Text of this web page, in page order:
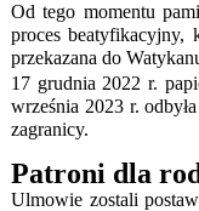
Od tego momentu
proces beatyfikacyjny,
przekazana do
17 grudnia 2022 r.
września 2023 r.
zagranicy.
Patroni dla
Ulmowie zostali